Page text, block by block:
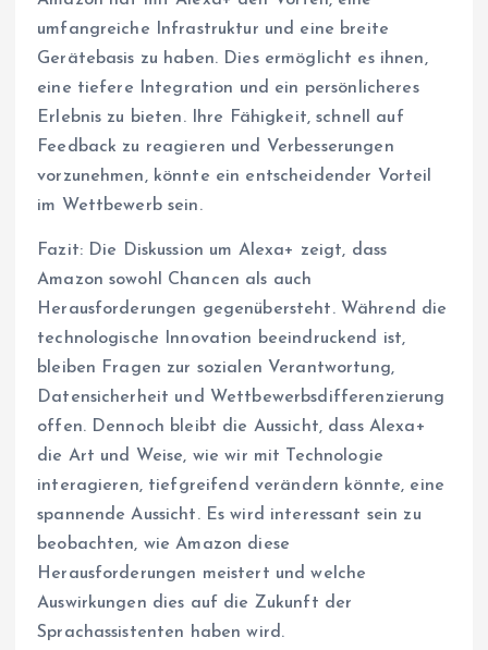
umfangreiche Infrastruktur und eine breite
Gerätebasis zu haben. Dies ermöglicht es ihnen,
eine tiefere Integration und ein persönlicheres
Erlebnis zu bieten. Ihre Fähigkeit, schnell auf
Feedback zu reagieren und Verbesserungen
vorzunehmen, könnte ein entscheidender Vorteil
im Wettbewerb sein.
Fazit: Die Diskussion um Alexa+ zeigt, dass
Amazon sowohl Chancen als auch
Herausforderungen gegenübersteht. Während die
technologische Innovation beeindruckend ist,
bleiben Fragen zur sozialen Verantwortung,
Datensicherheit und Wettbewerbsdifferenzierung
offen. Dennoch bleibt die Aussicht, dass Alexa+
die Art und Weise, wie wir mit Technologie
interagieren, tiefgreifend verändern könnte, eine
spannende Aussicht. Es wird interessant sein zu
beobachten, wie Amazon diese
Herausforderungen meistert und welche
Auswirkungen dies auf die Zukunft der
Sprachassistenten haben wird.